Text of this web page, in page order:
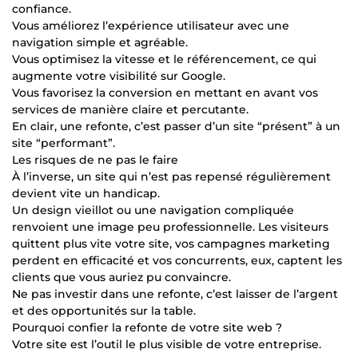
confiance.
Vous améliorez l’expérience utilisateur avec une
navigation simple et agréable.
Vous optimisez la vitesse et le référencement, ce qui
augmente votre visibilité sur Google.
Vous favorisez la conversion en mettant en avant vos
services de manière claire et percutante.
En clair, une refonte, c’est passer d’un site “présent” à un
site “performant”.
Les risques de ne pas le faire
À l’inverse, un site qui n’est pas repensé régulièrement
devient vite un handicap.
Un design vieillot ou une navigation compliquée
renvoient une image peu professionnelle. Les visiteurs
quittent plus vite votre site, vos campagnes marketing
perdent en efficacité et vos concurrents, eux, captent les
clients que vous auriez pu convaincre.
Ne pas investir dans une refonte, c’est laisser de l’argent
et des opportunités sur la table.
Pourquoi confier la refonte de votre site web ?
Votre site est l’outil le plus visible de votre entreprise.